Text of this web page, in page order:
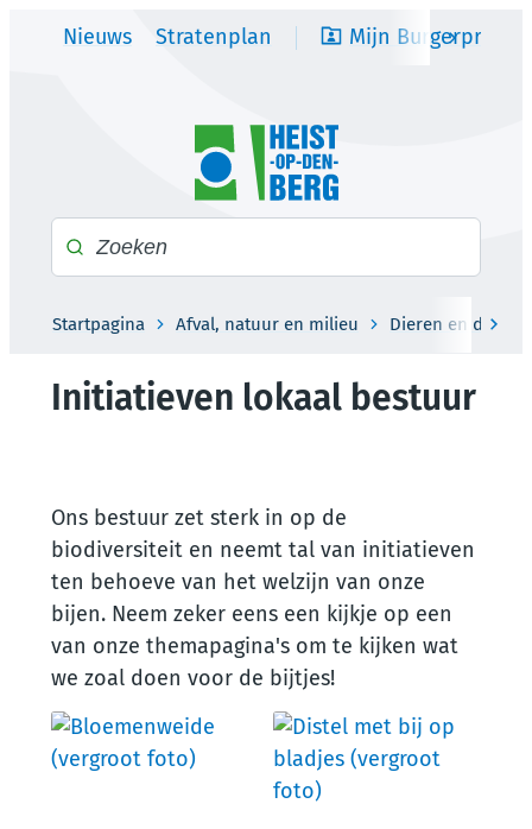
Naar inhoud
scroll
Nieuws Stratenplan Mijn Burgerprofiel
Heist-op-den-Berg
Startpagina Afval, natuur en milieu Dieren en
Initiatieven lokaal bestuur
Ons bestuur zet sterk in op de
biodiversiteit en neemt tal van initiatieven
ten behoeve van het welzijn van onze
bijen. Neem zeker eens een kijkje op een
van onze themapagina's om te kijken wat
we zoal doen voor de bijtjes!